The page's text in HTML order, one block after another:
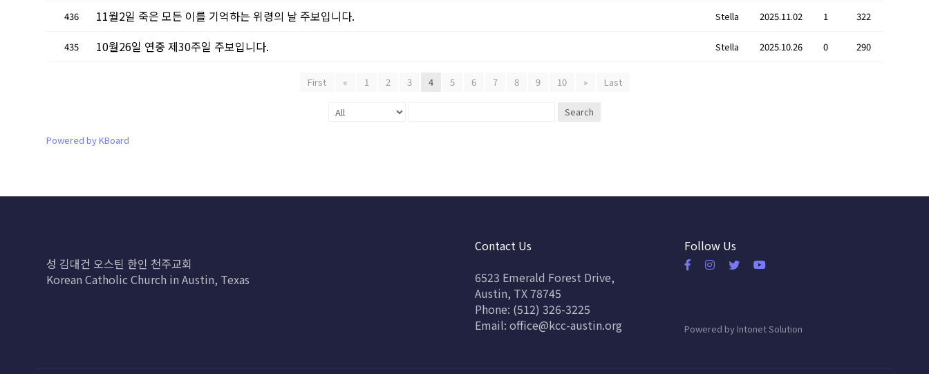
436 11월2일 죽은 모든 이를 기억하는 위령의 날 주보입니다. Stella 2025.11.02 1 322
435 10월26일 연중 제30주일 주보입니다. Stella 2025.10.26 0 290
First « 1 2 3 4 5 6 7 8 9 10 » Last
Search
Powered by KBoard
성 김대건 오스틴 한인 천주교회
Korean Catholic Church in Austin, Texas
Contact Us
6523 Emerald Forest Drive,
Austin, TX 78745
Phone: (512) 326-3225
Email: office@kcc-austin.org
Follow Us
Powered by Intonet Solution